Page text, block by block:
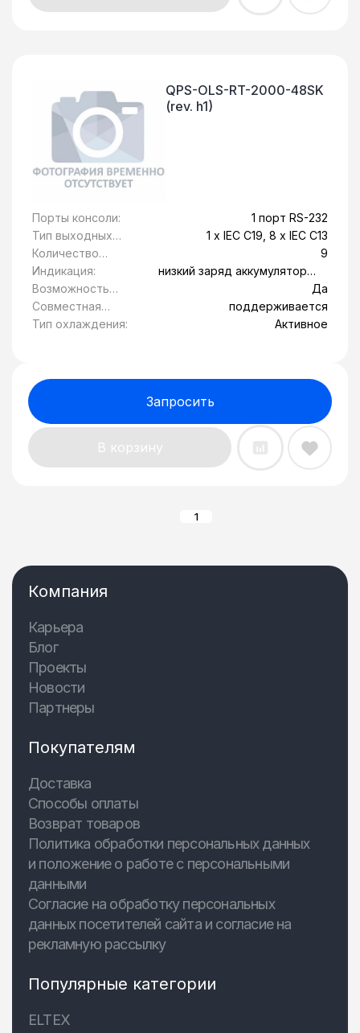
QPS-OLS-RT-2000-48SK
(rev. h1)
Порты консоли:
1 порт RS-232
Тип выходных
розеток:
1 x IEC C19, 8 x IEC C13
Количество
розеток с
питанием от
батареи:
9
Индикация:
низкий заряд аккумулятора,
Обрыв вводной линии,
перегрев, сбой системы
Возможность
установки в
Да
Совместная
работа с
генератором:
поддерживается
Тип охлаждения:
Активное
Запросить
В корзину
1
Компания
Карьера
Блог
Проекты
Новости
Партнеры
Покупателям
Доставка
Способы оплаты
Возврат товаров
Политика обработки персональных данных
и положение о работе с персональными
данными
Согласие на обработку персональных
данных посетителей сайта и согласие на
рекламную рассылку
Популярные категории
ELTEX